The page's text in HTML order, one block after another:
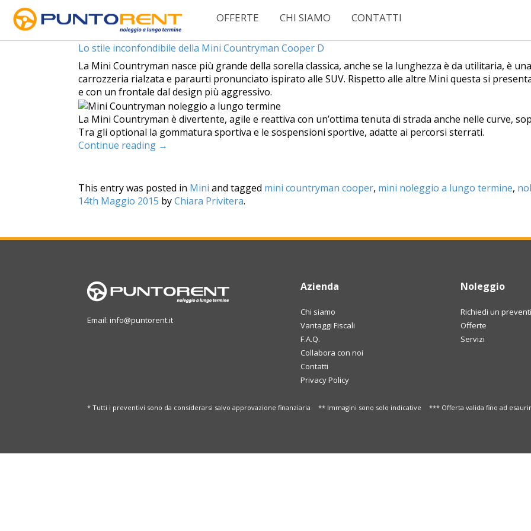
OFFERTE CHI SIAMO CONTATTI
Tag Archives:partita iva mini
Lo stile inconfondibile della Mini Countryman Cooper D
La Mini Countryman nasce più grande della sorella classica, anche se la lunghezza è da utilitaria, è
carrozzeria rialzata e paraurti pronunciato ispirato alle SUV. Rispetto alle altre Mini questa si
e con un frontale dal design più aggressivo.
La Mini Countryman è divertente, agile e reattiva con un’ottima tenuta di strada anche nelle curve,
Tra gli optional la gommatura sportiva e le sospensioni sportive, adatte ai percorsi sterrati.
Continue reading →
This entry was posted in Mini and tagged mini countryman cooper, mini noleggio a lungo termine,
14th Maggio 2015 byChiara Privitera.
Email: info@puntorent.it
Azienda
Chi siamo
Vantaggi Fiscali
F.A.Q.
Collabora con noi
Contatti
Privacy Policy
Noleggio
Richiedi un
Offerte
Servizi
* Tutti i preventivi sono da considerarsi salvo approvazione finanziaria ** Immagini sono solo indicative *** Offerta valida fino ad